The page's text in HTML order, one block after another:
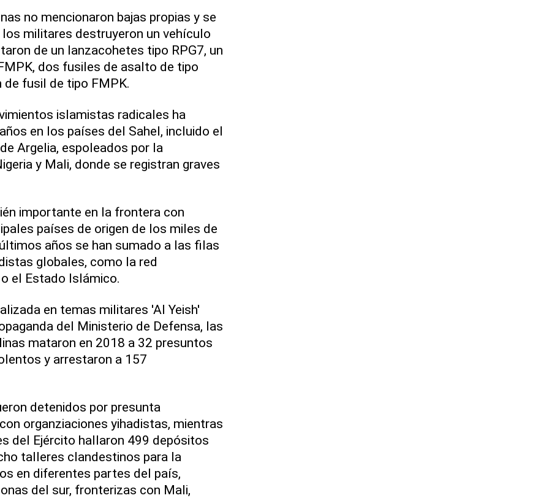
no mencionaron bajas propias y se
militares destruyeron un vehículo
de un lanzacohetes tipo RPG7, un
dos fusiles de asalto de tipo
de fusil de tipo FMPK.
islamistas radicales ha
en los países del Sahel, incluido el
Argelia, espoleados por la
y Mali, donde se registran graves
importante en la frontera con
países de origen de los miles de
años se han sumado a las filas
globales, como la red
el Estado Islámico.
en temas militares 'Al Yeish'
del Ministerio de Defensa, las
mataron en 2018 a 32 presuntos
y arrestaron a 157
detenidos por presunta
organziaciones yihadistas, mientras
del Ejército hallaron 499 depósitos
talleres clandestinos para la
en diferentes partes del país,
del sur, fronterizas con Mali,